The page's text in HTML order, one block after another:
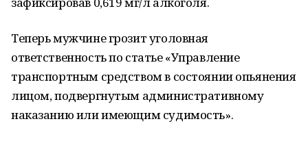
Теперь мужчине грозит уголовная
ответственность по статье «Управление
транспортным средством в состоянии опьянения
лицом, подвергнутым административному
наказанию или имеющим судимость».